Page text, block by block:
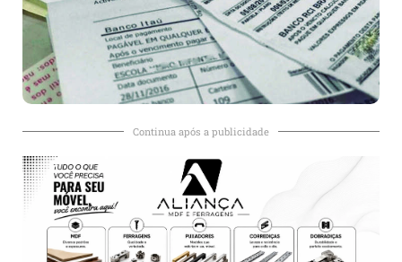
Continua após a publicidade